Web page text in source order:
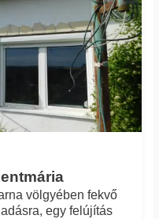
völgyében fekvő
egy felújítás